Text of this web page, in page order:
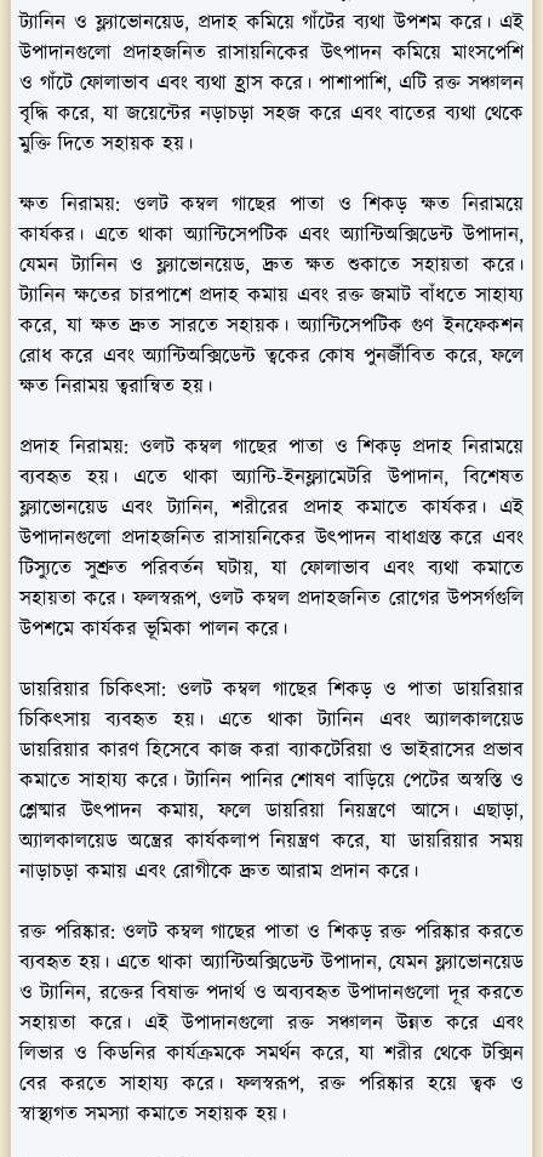
ট্যানিন ও ফ্ল্যাভোনয়েড, প্রদাহ কমিয়ে গাঁটের ব্যথা উপশম করে। এই
উপাদানগুলো প্রদাহজনিত রাসায়নিকের উৎপাদন কমিয়ে মাংসপেশি
ও গাঁটে ফোলাভাব এবং ব্যথা হ্রাস করে। পাশাপাশি, এটি রক্ত সঞ্চালন
বৃদ্ধি করে, যা জয়েন্টের নড়াচড়া সহজ করে এবং বাতের ব্যথা থেকে
মুক্তি দিতে সহায়ক হয়।
ক্ষত নিরাময়: ওলট কম্বল গাছের পাতা ও শিকড় ক্ষত নিরাময়ে
কার্যকর। এতে থাকা অ্যান্টিসেপটিক এবং অ্যান্টিঅক্সিডেন্ট উপাদান,
যেমন ট্যানিন ও ফ্ল্যাভোনয়েড, দ্রুত ক্ষত শুকাতে সহায়তা করে।
ট্যানিন ক্ষতের চারপাশে প্রদাহ কমায় এবং রক্ত জমাট বাঁধতে সাহায্য
করে, যা ক্ষত দ্রুত সারতে সহায়ক। অ্যান্টিসেপটিক গুণ ইনফেকশন
রোধ করে এবং অ্যান্টিঅক্সিডেন্ট ত্বকের কোষ পুনর্জীবিত করে, ফলে
ক্ষত নিরাময় ত্বরান্বিত হয়।
প্রদাহ নিরাময়: ওলট কম্বল গাছের পাতা ও শিকড় প্রদাহ নিরাময়ে
ব্যবহৃত হয়। এতে থাকা অ্যান্টি-ইনফ্ল্যামেটরি উপাদান, বিশেষত
ফ্ল্যাভোনয়েড এবং ট্যানিন, শরীরের প্রদাহ কমাতে কার্যকর। এই
উপাদানগুলো প্রদাহজনিত রাসায়নিকের উৎপাদন বাধাগ্রস্ত করে এবং
টিস্যুতে সুশ্রুত পরিবর্তন ঘটায়, যা ফোলাভাব এবং ব্যথা কমাতে
সহায়তা করে। ফলস্বরূপ, ওলট কম্বল প্রদাহজনিত রোগের উপসর্গগুলি
উপশমে কার্যকর ভূমিকা পালন করে।
ডায়রিয়ার চিকিৎসা: ওলট কম্বল গাছের শিকড় ও পাতা ডায়রিয়ার
চিকিৎসায় ব্যবহৃত হয়। এতে থাকা ট্যানিন এবং অ্যালকালয়েড
ডায়রিয়ার কারণ হিসেবে কাজ করা ব্যাকটেরিয়া ও ভাইরাসের প্রভাব
কমাতে সাহায্য করে। ট্যানিন পানির শোষণ বাড়িয়ে পেটের অস্বস্তি ও
শ্লেষ্মার উত্পাদন কমায়, ফলে ডায়রিয়া নিয়ন্ত্রণে আসে। এছাড়া,
অ্যালকালয়েড অন্ত্রের কার্যকলাপ নিয়ন্ত্রণ করে, যা ডায়রিয়ার সময়
নাড়াচড়া কমায় এবং রোগীকে দ্রুত আরাম প্রদান করে।
রক্ত পরিষ্কার: ওলট কম্বল গাছের পাতা ও শিকড় রক্ত পরিষ্কার করতে
ব্যবহৃত হয়। এতে থাকা অ্যান্টিঅক্সিডেন্ট উপাদান, যেমন ফ্ল্যাভোনয়েড
ও ট্যানিন, রক্তের বিষাক্ত পদার্থ ও অব্যবহৃত উপাদানগুলো দূর করতে
সহায়তা করে। এই উপাদানগুলো রক্ত সঞ্চালন উন্নত করে এবং
লিভার ও কিডনির কার্যক্রমকে সমর্থন করে, যা শরীর থেকে টক্সিন
বের করতে সাহায্য করে। ফলস্বরূপ, রক্ত পরিষ্কার হয়ে ত্বক ও
স্বাস্থ্যগত সমস্যা কমাতে সহায়ক হয়।